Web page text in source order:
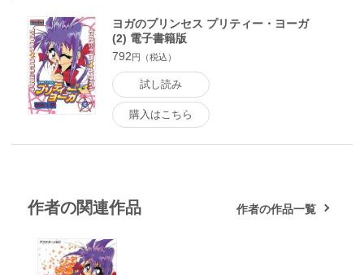
ヨガのプリンセス プリティー・ヨーガ
(2) 電子書籍版
792円（税込）
試し読み
購入はこちら
作者の関連作品 作者の作品一覧